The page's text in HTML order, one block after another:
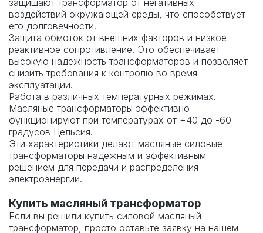
защищают трансформатор от негативных
воздействий окружающей среды, что способствует
его долговечности.
Защита обмоток от внешних факторов и низкое
реактивное сопротивление. Это обеспечивает
высокую надежность трансформаторов и позволяет
снизить требования к контролю во время
эксплуатации.
Работа в различных температурных режимах.
Масляные трансформаторы эффективно
функционируют при температурах от +40 до -60
градусов Цельсия.
Эти характеристики делают масляные силовые
трансформаторы надежным и эффективным
решением для передачи и распределения
электроэнергии.
Купить масляный трансформатор
Если вы решили купить силовой масляный
трансформатор, просто оставьте заявку на нашем